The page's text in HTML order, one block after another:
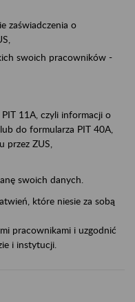
zaświadczenia o
swoich pracowników -
11A, czyli informacji o
do formularza PIT 40A,
przez ZUS,
swoich danych.
które niesie za sobą
pracownikami i uzgodnić
i instytucji.